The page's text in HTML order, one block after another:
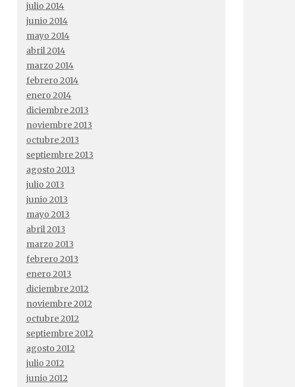
julio 2014
junio 2014
mayo 2014
abril 2014
marzo 2014
febrero 2014
enero 2014
diciembre 2013
noviembre 2013
octubre 2013
septiembre 2013
agosto 2013
julio 2013
junio 2013
mayo 2013
abril 2013
marzo 2013
febrero 2013
enero 2013
diciembre 2012
noviembre 2012
octubre 2012
septiembre 2012
agosto 2012
julio 2012
junio 2012